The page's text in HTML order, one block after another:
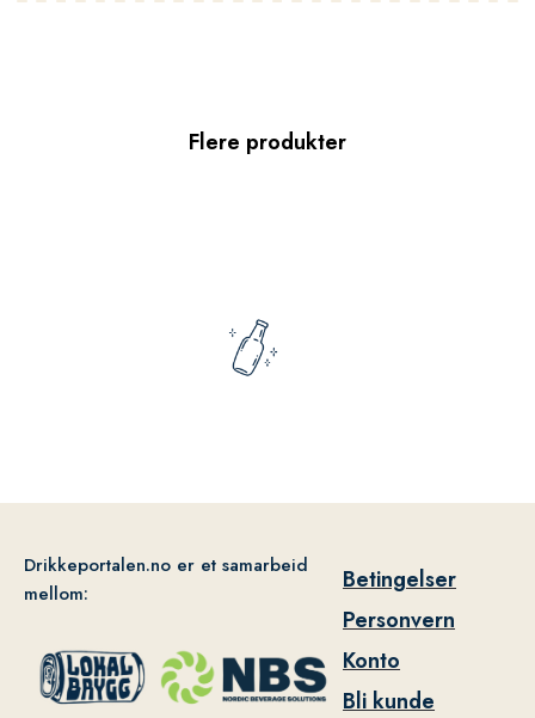
Flere produkter
Drikkeportalen.no er et samarbeid
mellom:
Betingelser
Personvern
Konto
Bli kunde